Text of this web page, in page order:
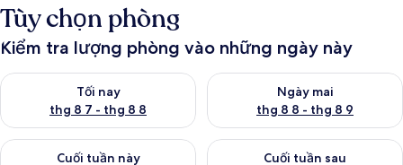
Tùy chọn phòng
Kiểm tra lượng phòng vào những ngày này
Tối nay
thg 8 7 - thg 8 8
Kiểm tra lượng phòng tối nay từ thg 8 7 - thg 8 8
Ngày mai
thg 8 8 - thg 8 9
Kiểm tra lượng phòng ngày
Cuối tuần này
Kiểm tra lượng phòng cuối tuần này từ thg 8 7 - thg 8 9
Cuối tuần sau
Kiểm tra lượng phòng cuối